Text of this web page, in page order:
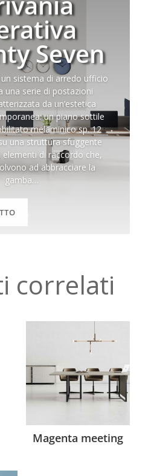
Seven
un sistema di arredo ufficio
una serie di postazioni
da un’estetica
un piano sottile
melaminico sp. 12
una struttura sfuggente
di raccordo che,
ad abbracciare la
gamba…
correlati
Magenta meeting